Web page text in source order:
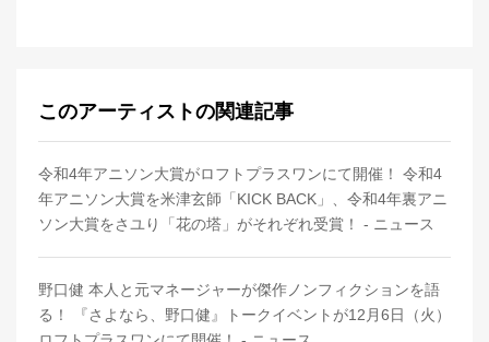
このアーティストの関連記事
令和4年アニソン大賞がロフトプラスワンにて開催！ 令和4
年アニソン大賞を米津玄師「KICK BACK」、令和4年裏アニ
ソン大賞をさユり「花の塔」がそれぞれ受賞！ - ニュース
野口健 本人と元マネージャーが傑作ノンフィクションを語
る！ 『さよなら、野口健』トークイベントが12月6日（火）